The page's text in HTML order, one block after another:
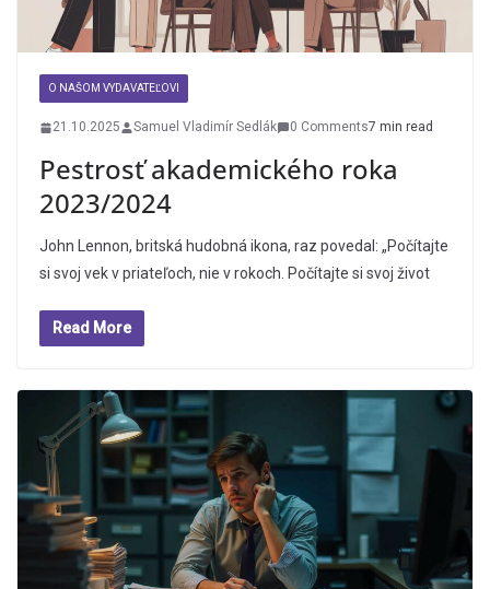
O NAŠOM VYDAVATEĽOVI
21.10.2025 Samuel Vladimír Sedlák 0 Comments7 min read
Pestrosť akademického roka
2023/2024
John Lennon, britská hudobná ikona, raz povedal: „Počítajte
si svoj vek v priateľoch, nie v rokoch. Počítajte si svoj život
Read More